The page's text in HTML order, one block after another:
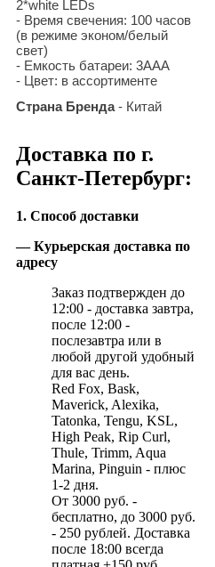
2*white LEDs
- Время свечения: 100 часов
(в режиме эконом/белый
свет)
- Емкость батареи: 3ААА
- Цвет: в ассортименте
Страна Бренда- Китай
Доставка по г.
Санкт-Петербург:
1. Способ доставки
— Курьерская доставка по
адресу
Заказ подтвержден до
12:00 - доставка завтра,
после 12:00 -
послезавтра или в
любой другой удобный
для вас день.
Red Fox, Bask,
Maverick, Alexika,
Tatonka, Tengu, KSL,
High Peak, Rip Curl,
Thule, Trimm, Aqua
Marina, Pinguin - плюс
1-2 дня.
От 3000 руб. -
бесплатно, до 3000 руб.
- 250 рублей. Доставка
после 18:00 всегда